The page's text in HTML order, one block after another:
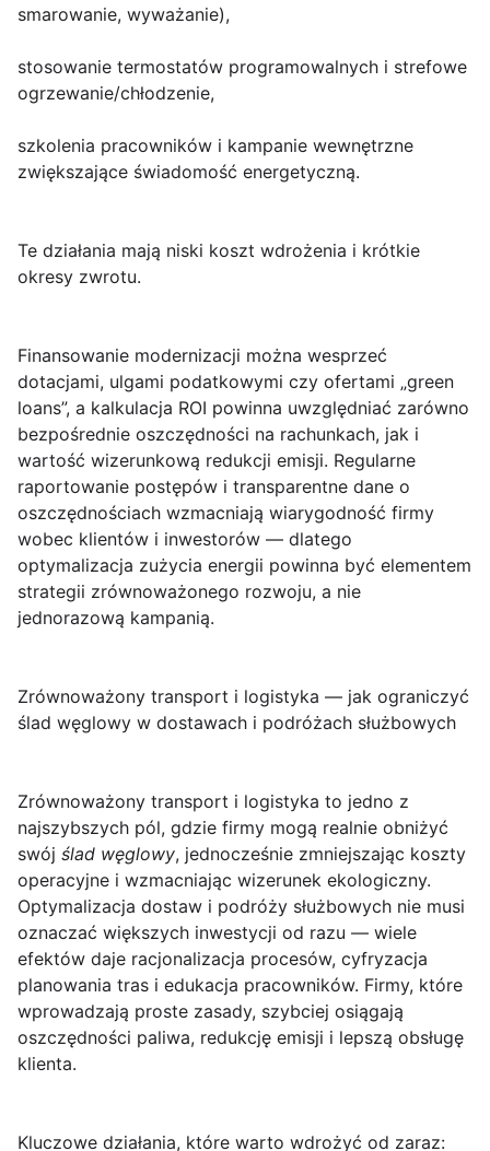
smarowanie, wyważanie),
stosowanie termostatów programowalnych i strefowe
ogrzewanie/chłodzenie,
szkolenia pracowników i kampanie wewnętrzne
zwiększające świadomość energetyczną.
Te działania mają niski koszt wdrożenia i krótkie
okresy zwrotu.
Finansowanie modernizacji można wesprzeć
dotacjami, ulgami podatkowymi czy ofertami „green
loans”, a kalkulacja ROI powinna uwzględniać zarówno
bezpośrednie oszczędności na rachunkach, jak i
wartość wizerunkową redukcji emisji. Regularne
raportowanie postępów i transparentne dane o
oszczędnościach wzmacniają wiarygodność firmy
wobec klientów i inwestorów — dlatego
optymalizacja zużycia energii powinna być elementem
strategii zrównoważonego rozwoju, a nie
jednorazową kampanią.
Zrównoważony transport i logistyka — jak ograniczyć
ślad węglowy w dostawach i podróżach służbowych
Zrównoważony transport i logistyka to jedno z
najszybszych pól, gdzie firmy mogą realnie obniżyć
swój ślad węglowy, jednocześnie zmniejszając koszty
operacyjne i wzmacniając wizerunek ekologiczny.
Optymalizacja dostaw i podróży służbowych nie musi
oznaczać większych inwestycji od razu — wiele
efektów daje racjonalizacja procesów, cyfryzacja
planowania tras i edukacja pracowników. Firmy, które
wprowadzają proste zasady, szybciej osiągają
oszczędności paliwa, redukcję emisji i lepszą obsługę
klienta.
Kluczowe działania, które warto wdrożyć od zaraz: